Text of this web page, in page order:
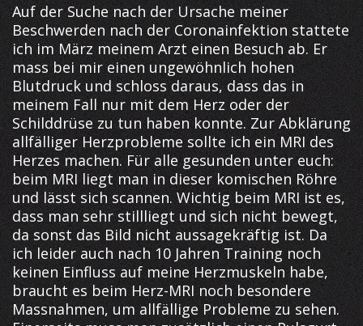
Auf der Suche nach der Ursache meiner
Beschwerden nach der Coronainfektion stattete
ich im März meinem Arzt einen Besuch ab. Er
mass bei mir einen ungewöhnlich hohen
Blutdruck und schloss daraus, dass das in
meinem Fall nur mit dem Herz oder der
Schilddrüse zu tun haben konnte. Zur Abklärung
allfälliger Herzprobleme sollte ich ein MRI des
Herzes machen. Für alle gesunden unter euch:
beim MRI liegt man in dieser komischen Röhre
und lässt sich scannen. Wichtig beim MRI ist es,
dass man sehr stillliegt und sich nicht bewegt,
da sonst das Bild nicht aussagekräftig ist. Da
ich leider auch nach 10 Jahren Training noch
keinen Einfluss auf meine Herzmuskeln habe,
braucht es beim Herz-MRI noch besondere
Massnahmen, um allfällige Probleme zu sehen.